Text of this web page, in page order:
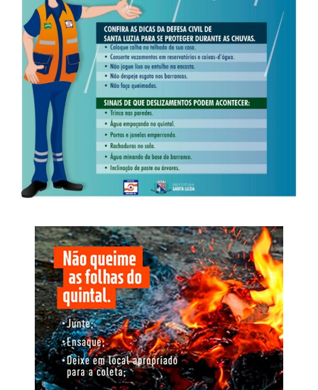
WhatsApp
Facebook
TwitterMessenger
LinkedIn
Share
isso, o resultado não representa uma projeção direta de
votos ou de cadeiras, mas mostra quais nomes já estão
presentes no debate eleitoral.
Veja Mais:
Deputado intervém na instalação de
rede de energia elétrica em loteamento na divisa
entre Guiratinga e Tesouro
Na composição do recorte, as mulheres representam
52,6% dos entrevistados; a maior faixa etária é a de 45 a
59 anos, com 26,1%; 49% têm ensino médio completo ou
e cinco salários mínimos. A pesquisa foi distribuída pelas
sete regiões de Mato Grosso. A Centro-Sul, onde estão
Cuiabá e Várzea Grande, concentra 37,6% da amostra,
seguida pelo Sudeste, com 18,7%, e pelo Médio Norte,
com 14,1%.
Vale lembrar que nessas eleições, Mato Grosso elegerá
24 deputados estaduais. A votaçãoocorreem 4 de
outubro, e os eleitos assumem os mandatos em 1º de
fevereiro de 2027.